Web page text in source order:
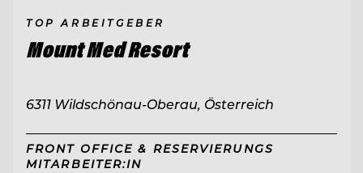
TOP ARBEITGEBER
Mount Med Resort
6311 Wildschönau-Oberau, Österreich
FRONT OFFICE & RESERVIERUNGS
MITARBEITER:IN